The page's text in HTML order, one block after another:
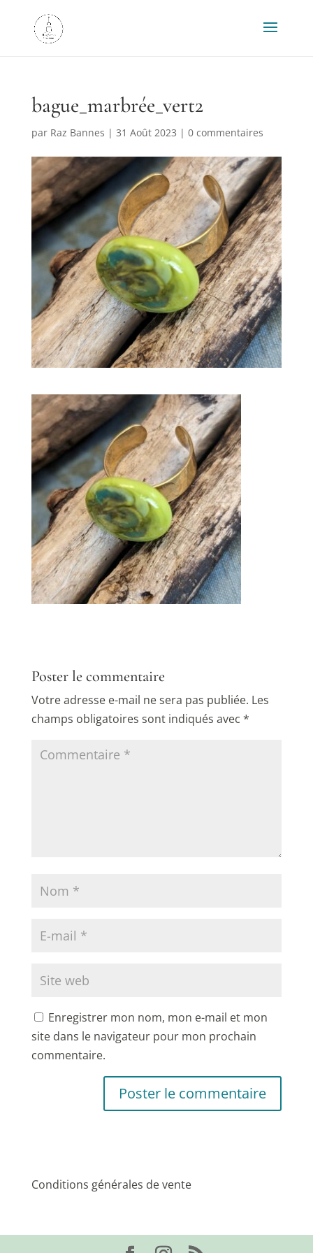
bague_marbrée_vert2
par Raz Bannes | 31 Août 2023 | 0 commentaires
Poster le commentaire
Votre adresse e-mail ne sera pas publiée. Les
champs obligatoires sont indiqués avec *
Enregistrer mon nom, mon e-mail et mon
site dans le navigateur pour mon prochain
commentaire.
Conditions générales de vente